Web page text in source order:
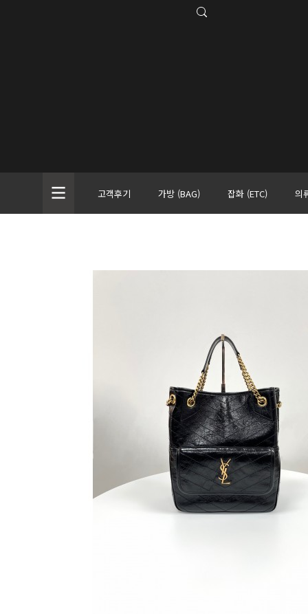
고객후기 가방 (BAG) 잡화 (ETC) 의